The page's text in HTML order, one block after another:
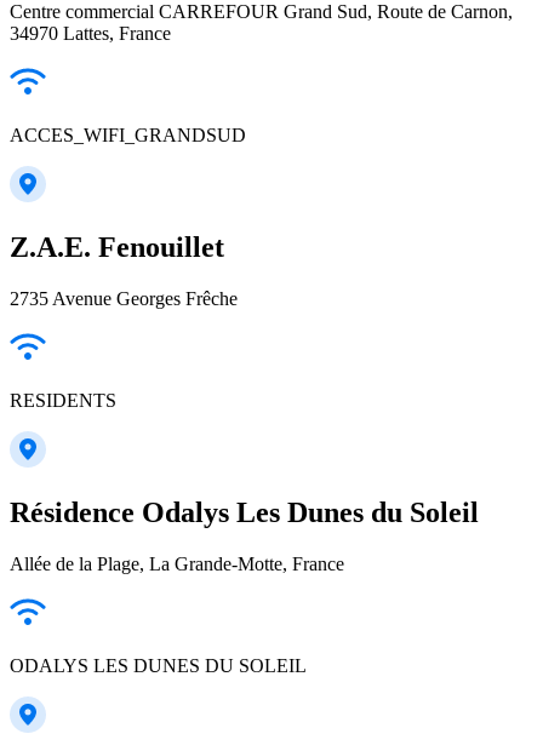
Centre commercial CARREFOUR Grand Sud, Route de Carnon,
34970 Lattes, France
ACCES_WIFI_GRANDSUD
Z.A.E. Fenouillet
2735 Avenue Georges Frêche
RESIDENTS
Résidence Odalys Les Dunes du Soleil
Allée de la Plage, La Grande-Motte, France
ODALYS LES DUNES DU SOLEIL